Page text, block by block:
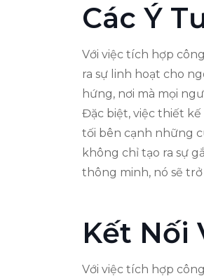
Các Ý
Với việc tích hợp
ra sự linh hoạt cho
hứng, nơi mà mọi
Đặc biệt, việc thiết
tối bên cạnh những
không chỉ tạo ra sự
thông minh, nó sẽ
Kết Nối
Với việc tích hợp